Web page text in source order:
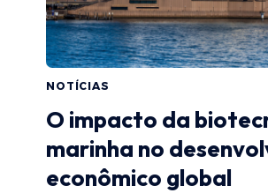
NOTÍCIAS
O impacto da
marinha no
econômico global